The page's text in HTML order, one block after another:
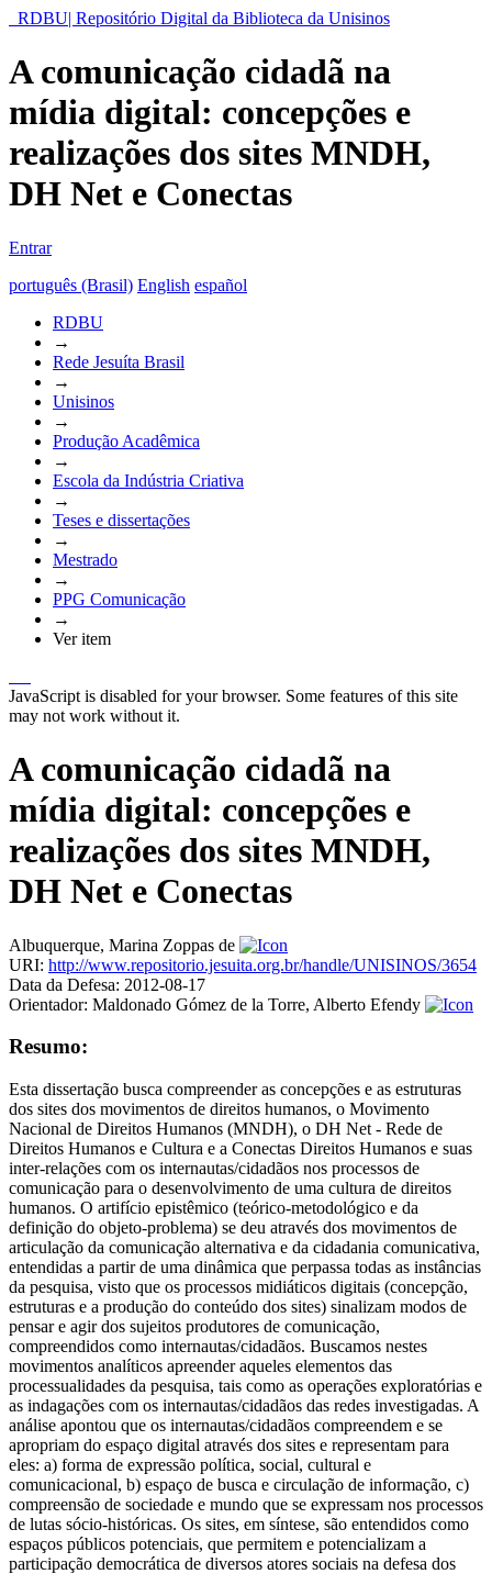
RDBU| Repositório Digital da Biblioteca da Unisinos
A comunicação cidadã na
mídia digital: concepções e
realizações dos sites MNDH,
DH Net e Conectas
Entrar
português (Brasil) English español
RDBU
→
Rede Jesuíta Brasil
→
Unisinos
→
Produção Acadêmica
→
Escola da Indústria Criativa
→
Teses e dissertações
→
Mestrado
→
PPG Comunicação
→
Ver item
JavaScript is disabled for your browser. Some features of this site
may not work without it.
A comunicação cidadã na
mídia digital: concepções e
realizações dos sites MNDH,
DH Net e Conectas
Albuquerque, Marina Zoppas de
URI: http://www.repositorio.jesuita.org.br/handle/UNISINOS/3654
Data da Defesa: 2012-08-17
Orientador: Maldonado Gómez de la Torre, Alberto Efendy
Resumo:
Esta dissertação busca compreender as concepções e as estruturas
dos sites dos movimentos de direitos humanos, o Movimento
Nacional de Direitos Humanos (MNDH), o DH Net - Rede de
Direitos Humanos e Cultura e a Conectas Direitos Humanos e suas
inter-relações com os internautas/cidadãos nos processos de
comunicação para o desenvolvimento de uma cultura de direitos
humanos. O artifício epistêmico (teórico-metodológico e da
definição do objeto-problema) se deu através dos movimentos de
articulação da comunicação alternativa e da cidadania comunicativa,
entendidas a partir de uma dinâmica que perpassa todas as instâncias
da pesquisa, visto que os processos midiáticos digitais (concepção,
estruturas e a produção do conteúdo dos sites) sinalizam modos de
pensar e agir dos sujeitos produtores de comunicação,
compreendidos como internautas/cidadãos. Buscamos nestes
movimentos analíticos apreender aqueles elementos das
processualidades da pesquisa, tais como as operações exploratórias e
as indagações com os internautas/cidadãos das redes investigadas. A
análise apontou que os internautas/cidadãos compreendem e se
apropriam do espaço digital através dos sites e representam para
eles: a) forma de expressão política, social, cultural e
comunicacional, b) espaço de busca e circulação de informação, c)
compreensão de sociedade e mundo que se expressam nos processos
de lutas sócio-históricas. Os sites, em síntese, são entendidos como
espaços públicos potenciais, que permitem e potencializam a
participação democrática de diversos atores sociais na defesa dos